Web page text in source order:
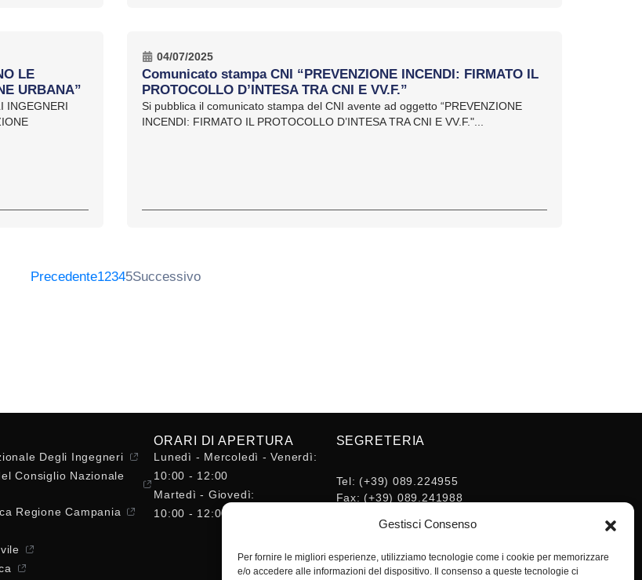
Gestisci Consenso
Per fornire le migliori esperienze, utilizziamo tecnologie come i cookie per memorizzare
e/o accedere alle informazioni del dispositivo. Il consenso a queste tecnologie ci
LE
URBANA”
INGEGNERI
04/07/2025
Comunicato stampa CNI “PREVENZIONE INCENDI: FIRMATO IL
PROTOCOLLO D’INTESA TRA CNI E VV.F.”
Si pubblica il comunicato stampa del CNI avente ad oggetto “PREVENZIONE
INCENDI: FIRMATO IL PROTOCOLLO D’INTESA TRA CNI E VV.F."...
Precedente12345Successivo
Degli Ingegneri
Consiglio Nazionale
Regione Campania
ORARI DI APERTURA
Lunedì - Mercoledì - Venerdì:
10:00 - 12:00
Martedì - Giovedì:
10:00 - 12:00 / 14:30 - 16:30
SEGRETERIA
Tel: (+39) 089.224955
Fax: (+39) 089.241988
segreteria@ordineingsa.it
segreteria.ordine@ordingsa.it